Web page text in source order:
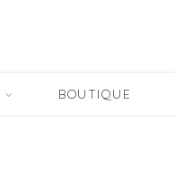
BOUTIQUE